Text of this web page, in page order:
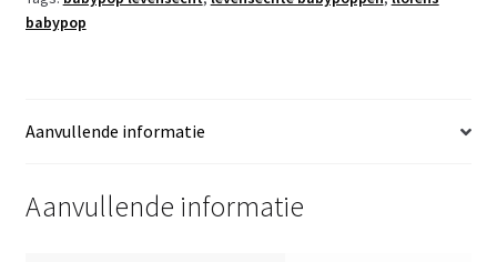
ogen
kleding
cm
zonder
babypop
Aanvullende informatie
Aanvullende informatie